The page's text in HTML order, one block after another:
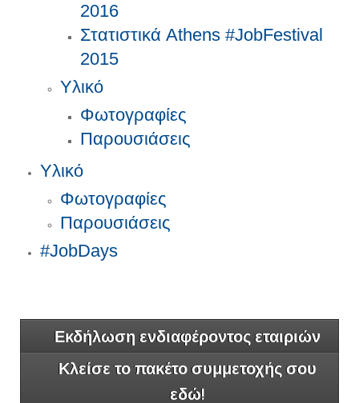
2016
Στατιστικά Athens #JobFestival
2015
Υλικό
Φωτογραφίες
Παρουσιάσεις
Υλικό
Φωτογραφίες
Παρουσιάσεις
#JobDays
Εκδήλωση ενδιαφέροντος εταιριών
Κλείσε το πακέτο συμμετοχής σου
εδώ!